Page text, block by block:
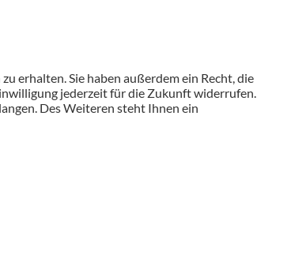
erhalten. Sie haben außerdem ein Recht, die
jederzeit für die Zukunft widerrufen.
Des Weiteren steht Ihnen ein